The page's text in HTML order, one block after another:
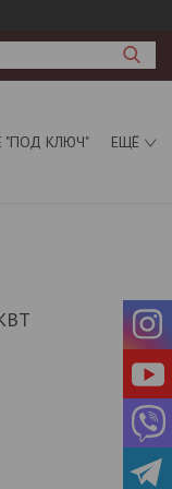
"ПОД КЛЮЧ" ЕЩЁ